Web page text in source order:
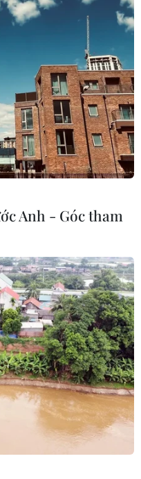
vật
chủng
Bộ sẽ
Nam?
cấp
Anh - Góc tham